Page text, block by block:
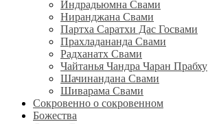
Индрадьюмна Свами
Ниранджана Свами
Партха Саратхи Дас Госвами
Прахладананда Свами
Радханатх Свами
Чайтанья Чандра Чаран Прабху
Шачинандана Свами
Шиварама Свами
Сокровенно о сокровенном
Божества